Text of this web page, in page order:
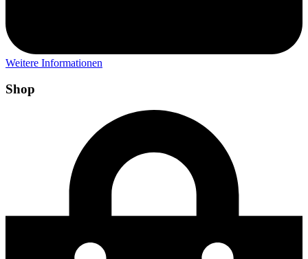
Weitere Informationen
Shop